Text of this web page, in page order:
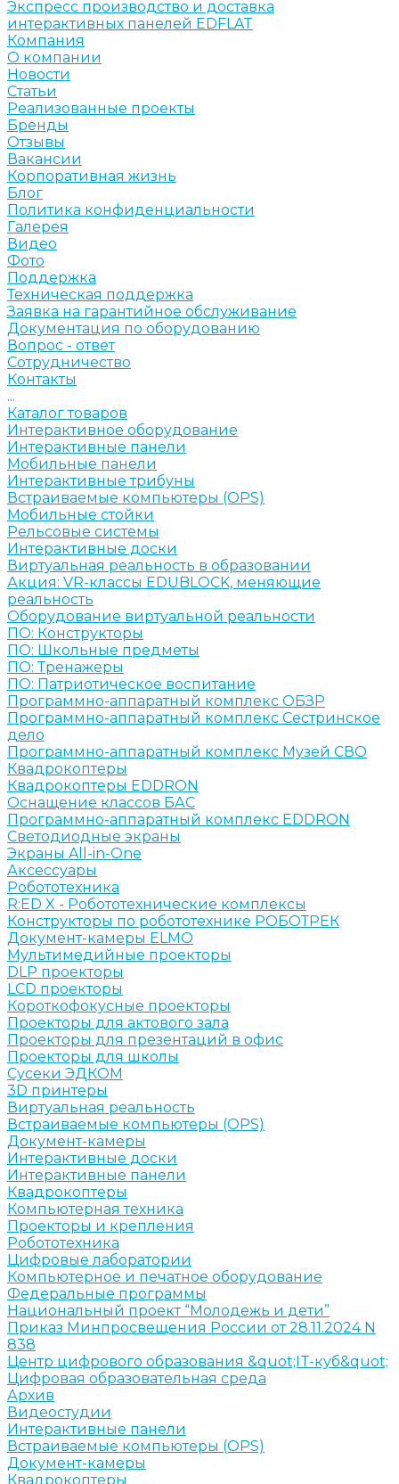
Экспресс производство и доставка
интерактивных панелей EDFLAT
Компания
О компании
Новости
Статьи
Реализованные проекты
Бренды
Отзывы
Вакансии
Корпоративная жизнь
Блог
Политика конфиденциальности
Галерея
Видео
Фото
Поддержка
Техническая поддержка
Заявка на гарантийное обслуживание
Документация по оборудованию
Вопрос - ответ
Сотрудничество
Контакты
...
Каталог товаров
Интерактивное оборудование
Интерактивные панели
Мобильные панели
Интерактивные трибуны
Встраиваемые компьютеры (OPS)
Мобильные стойки
Рельсовые системы
Интерактивные доски
Виртуальная реальность в образовании
Акция: VR-классы EDUBLOCK, меняющие
реальность
Оборудование виртуальной реальности
ПО: Конструкторы
ПО: Школьные предметы
ПО: Тренажеры
ПО: Патриотическое воспитание
Программно-аппаратный комплекс ОБЗР
Программно-аппаратный комплекс Сестринское
дело
Программно-аппаратный комплекс Музей СВО
Квадрокоптеры
Квадрокоптеры EDDRON
Оснащение классов БАС
Программно-аппаратный комплекс EDDRON
Светодиодные экраны
Экраны All-in-One
Аксессуары
Робототехника
R:ED X - Робототехнические комплексы
Конструкторы по робототехнике РОБОТРЕК
Документ-камеры ELMO
Мультимедийные проекторы
DLP проекторы
LCD проекторы
Короткофокусные проекторы
Проекторы для актового зала
Проекторы для презентаций в офис
Проекторы для школы
Сусеки ЭДКОМ
3D принтеры
Виртуальная реальность
Встраиваемые компьютеры (OPS)
Документ-камеры
Интерактивные доски
Интерактивные панели
Квадрокоптеры
Компьютерная техника
Проекторы и крепления
Робототехника
Цифровые лаборатории
Компьютерное и печатное оборудование
Федеральные программы
Национальный проект “Молодежь и дети”
Приказ Минпросвещения России от 28.11.2024 N
838
Центр цифрового образования &quot;IT-куб&quot;
Цифровая образовательная среда
Архив
Видеостудии
Интерактивные панели
Встраиваемые компьютеры (OPS)
Документ-камеры
Квадрокоптеры